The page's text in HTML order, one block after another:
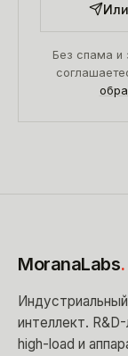
Без спама и
MoranaLabs.
интеллект.
high-load и